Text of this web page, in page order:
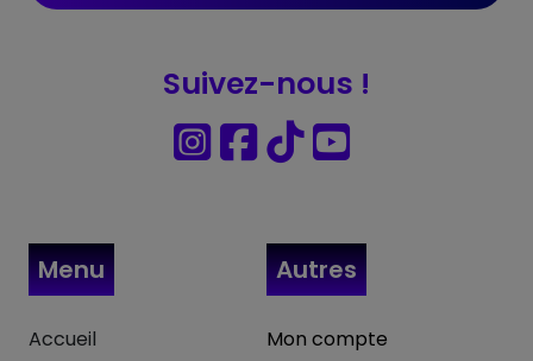
Suivez-nous !
Menu
Accueil
Autres
Mon compte